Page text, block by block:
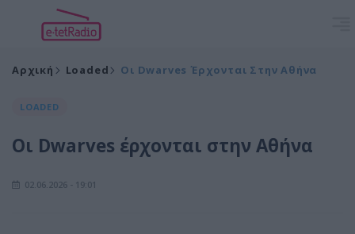
Αρχική Loaded Οι Dwarves Έρχονται Στην Αθήνα
LOADED
Οι Dwarves έρχονται στην Αθήνα
02.06.2026 - 19:01